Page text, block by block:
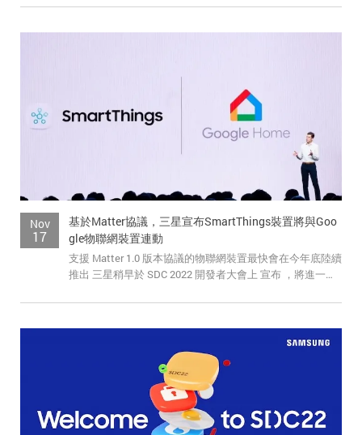
Nov
17
基於Matter協議，三星宣布SmartThings裝置將與Goo
gle物聯網裝置連動
支援 Matter 1.0 版本協議的物聯網裝置最快會在今年底陸續
推出 三星稍早於 SDC 2022 開發者大會上 宣布 ，將進一